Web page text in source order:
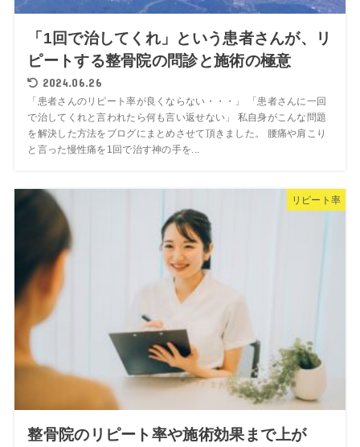
「1回で治してくれ」という患者さんが、リ
ピートする整骨院の問診と施術の極意
2024.06.26
「患者さんのリピート率が良くならない・・・」 「患者さんに一回
で治してくれと言われたら何も言い返せない」 私自身がこんな問題
を解決した方法をブログにまとめさせて頂きました。 腰痛や肩こり
と言った慢性痛を1回で治す神の手を...
リピート率
整骨院のリピート率や施術効果まで上が